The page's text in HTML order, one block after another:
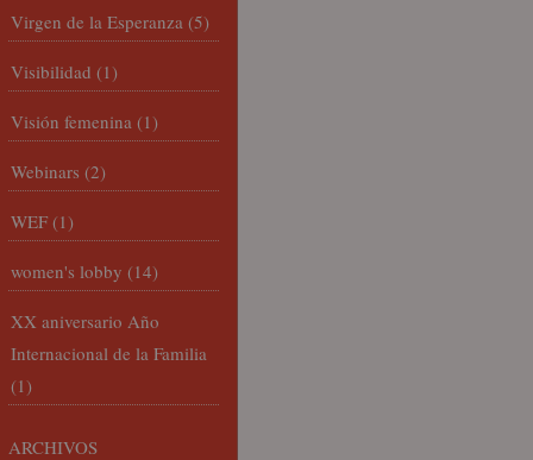
Virgen de la Esperanza (5)
Visibilidad (1)
Visión femenina (1)
Webinars (2)
WEF (1)
women's lobby (14)
XX aniversario Año
Internacional de la Familia
(1)
ARCHIVOS